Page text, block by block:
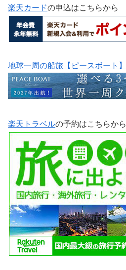
楽天カードの申込はこちらから
地球一周の船旅【ピースボート】
楽天トラベルの予約はこちらから